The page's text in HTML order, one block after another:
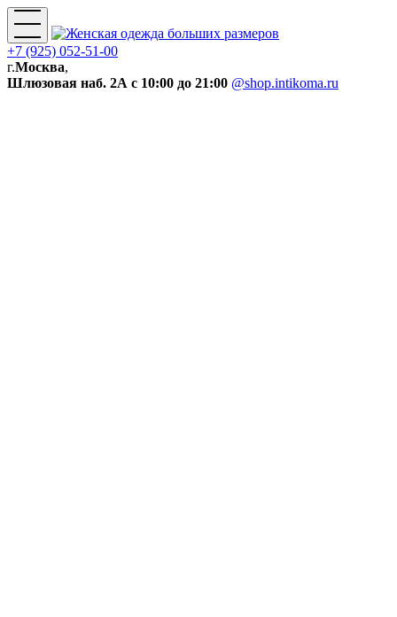
+7 (925) 052-51-00
г.Москва,
Шлюзовая наб. 2А с 10:00 до 21:00 @shop.intikoma.ru